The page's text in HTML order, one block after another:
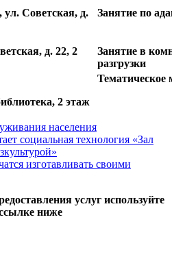
Советская, д.
Занятие по
д. 22, 2
Занятие в
разгрузки
2 этаж
Тематическое
населения
социальная технология «Зал
изготавливать своими
услуг используйте
ниже